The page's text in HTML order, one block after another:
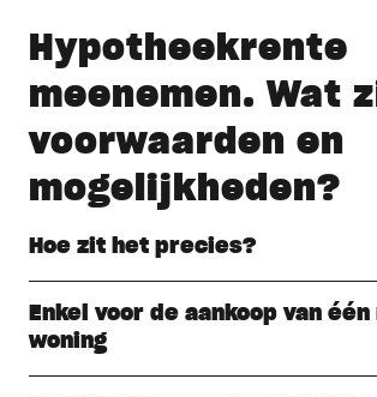
Hypotheekrente
meenemen. Wat
voorwaarden en
mogelijkheden?
Hoe zit het precies?
Enkel voor de aankoop van
woning